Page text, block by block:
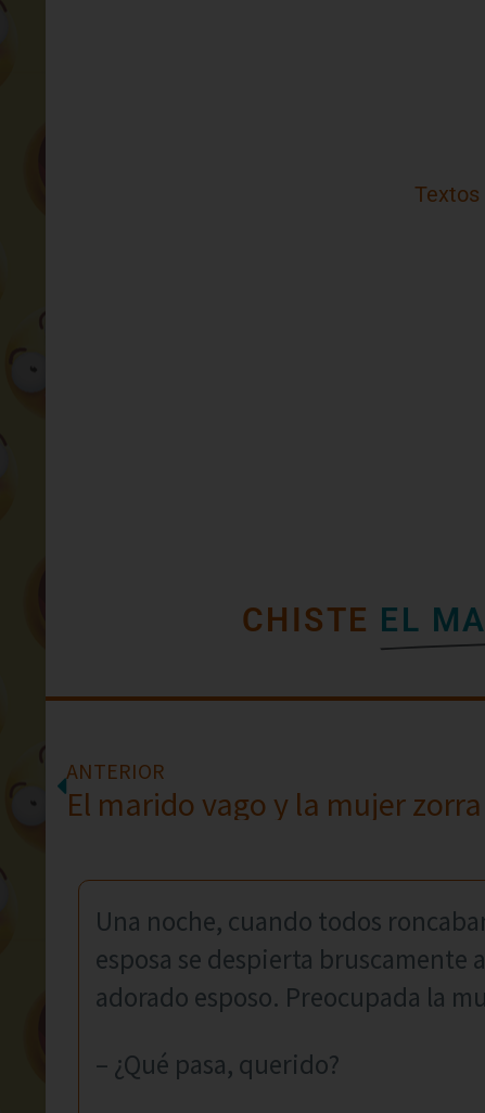
Textos
CHISTE EL
ANTERIOR
El marido vago y la mujer zorra
Una noche, cuando todos
esposa se despierta bruscamente
adorado esposo. Preocupada la
– ¿Qué pasa, querido?